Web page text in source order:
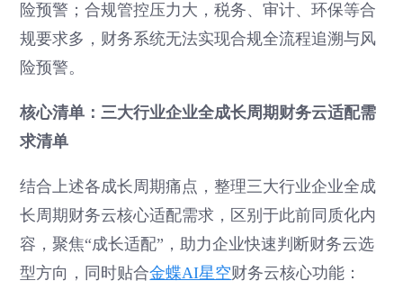
险预警；合规管控压力大，税务、审计、环保等合
规要求多，财务系统无法实现合规全流程追溯与风
险预警。
核心清单：三大行业企业全成长周期财务云适配需
求清单
结合上述各成长周期痛点，整理三大行业企业全成
长周期财务云核心适配需求，区别于此前同质化内
容，聚焦“成长适配”，助力企业快速判断财务云选
型方向，同时贴合金蝶AI星空财务云核心功能：